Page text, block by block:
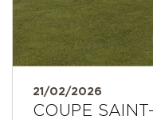
21/02/2026
COUPE